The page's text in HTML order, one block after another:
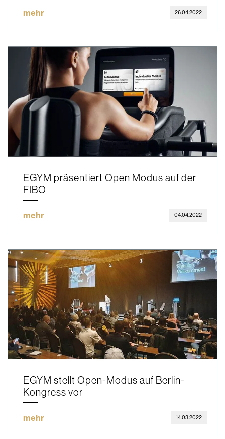
mehr 26.04.2022
EGYM präsentiert Open Modus auf der
FIBO
mehr 04.04.2022
EGYM stellt Open-Modus auf Berlin-
Kongress vor
mehr 14.03.2022